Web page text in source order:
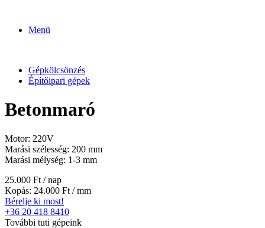
tartalomhoz
Menü
Gépkölcsönzés
Építőipari gépek
Betonmaró
Motor: 220V
Marási szélesség: 200 mm
Marási mélység: 1-3 mm
25.000 Ft / nap
Kopás: 24.000 Ft / mm
Bérelje ki most!
+36 20 418 8410
További tuti gépeink